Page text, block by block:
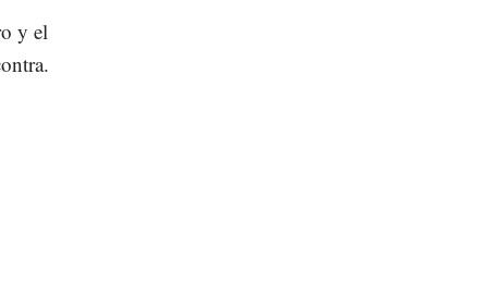
y el